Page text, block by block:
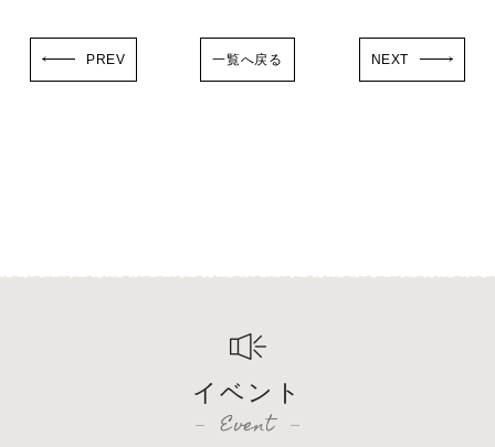
NEXT
一覧へ戻る
PREV
イベント
Event